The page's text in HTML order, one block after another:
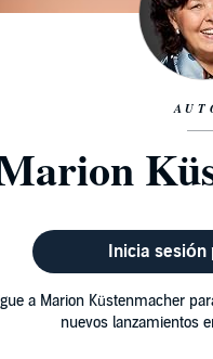
Inicia sesión
a Marion Küstenmacher
nuevos lanzamientos